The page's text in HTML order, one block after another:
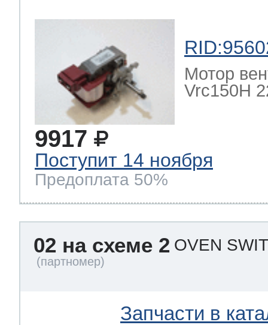
Мотор
Vrc150H
9917
Поступит 14 ноября
Предоплата 50%
02 на схеме 2 OVEN
Запчасти в